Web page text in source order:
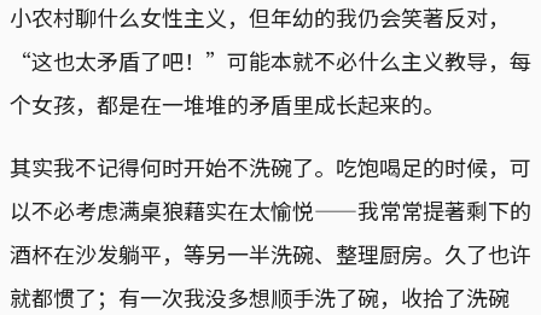
小农村聊什么女性主义，但年幼的我仍会笑著反对，
“这也太矛盾了吧！”可能本就不必什么主义教导，每
个女孩，都是在一堆堆的矛盾里成长起来的。
其实我不记得何时开始不洗碗了。吃饱喝足的时候，可
以不必考虑满桌狼藉实在太愉悦——我常常提著剩下的
酒杯在沙发躺平，等另一半洗碗、整理厨房。久了也许
就都惯了；有一次我没多想顺手洗了碗，收拾了洗碗